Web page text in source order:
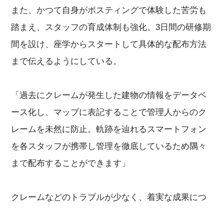
また、かつて自身がポスティングで体験した苦労も
踏まえ、スタッフの育成体制も強化。3日間の研修期
間を設け、座学からスタートして具体的な配布方法
まで伝えるようにしている。
「過去にクレームが発生した建物の情報をデータベ
ース化し、マップに表記することで管理人からのク
レームを未然に防止。軌跡を辿れるスマートフォン
を各スタッフが携帯し管理を徹底しているため隅々
まで配布することができます」
クレームなどのトラブルが少なく、着実な成果につ